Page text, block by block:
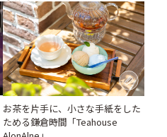
お茶を片手に、小さな手紙をした
ためる鎌倉時間「Teahouse